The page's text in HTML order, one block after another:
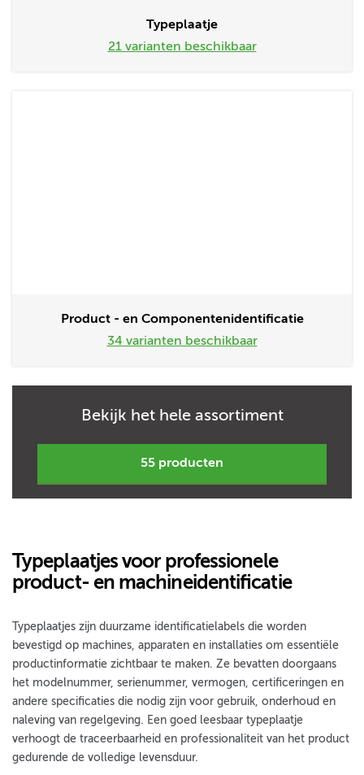
Typeplaatje
21 varianten beschikbaar
Product - en Componentenidentificatie
34 varianten beschikbaar
Bekijk het hele assortiment
55 producten
Typeplaatjes voor professionele
product- en machineidentificatie
Typeplaatjes zijn duurzame identificatielabels die worden
bevestigd op machines, apparaten en installaties om essentiële
productinformatie zichtbaar te maken. Ze bevatten doorgaans
het modelnummer, serienummer, vermogen, certificeringen en
andere specificaties die nodig zijn voor gebruik, onderhoud en
naleving van regelgeving. Een goed leesbaar typeplaatje
verhoogt de traceerbaarheid en professionaliteit van het product
gedurende de volledige levensduur.